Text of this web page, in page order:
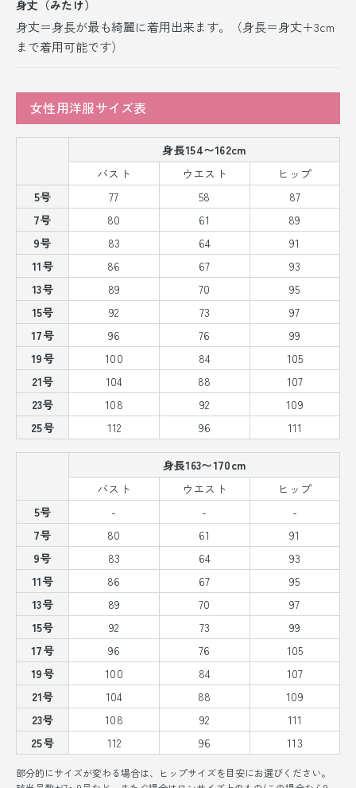
身丈（みたけ）
身丈＝身長が最も綺麗に着用出来ます。（身長＝身丈＋3cm
まで着用可能です）
女性用洋服サイズ表
身長154〜162cm
バスト
ウエスト
ヒップ
5号
77 58
87
7号
80 61
89
9号
83 64
91
11号
86 67
93
13号
89 70
95
15号
92 73
97
17号
96 76
99
19号
100 84
105
21号
104 88
107
23号
108 92
109
25号
112 96 111
身長163〜170cm
バスト
ウエスト
ヒップ
5号
- -
-
7号
80 61
91
9号
83 64
93
11号
86 67
95
13号
89 70
97
15号
92 73
99
17号
96 76
105
19号
100 84
107
21号
104 88
109
23号
108 92
111
25号
112 96 113
部分的にサイズが変わる場合は、ヒップサイズを目安にお選びください。